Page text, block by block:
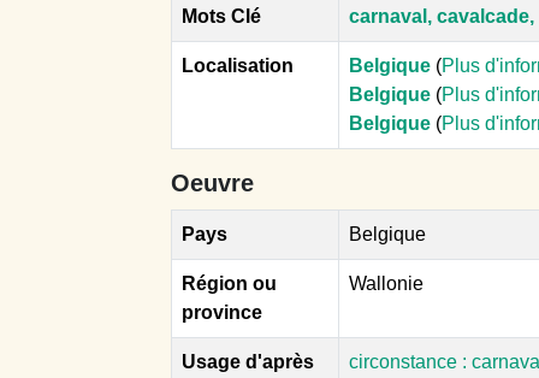
Mots Clé carnaval,
Localisation Belgique (Plus
Belgique (Plus
Belgique (Plus
Oeuvre
Pays Belgique
Région ou
province
Wallonie
Usage d'après
circonstance :